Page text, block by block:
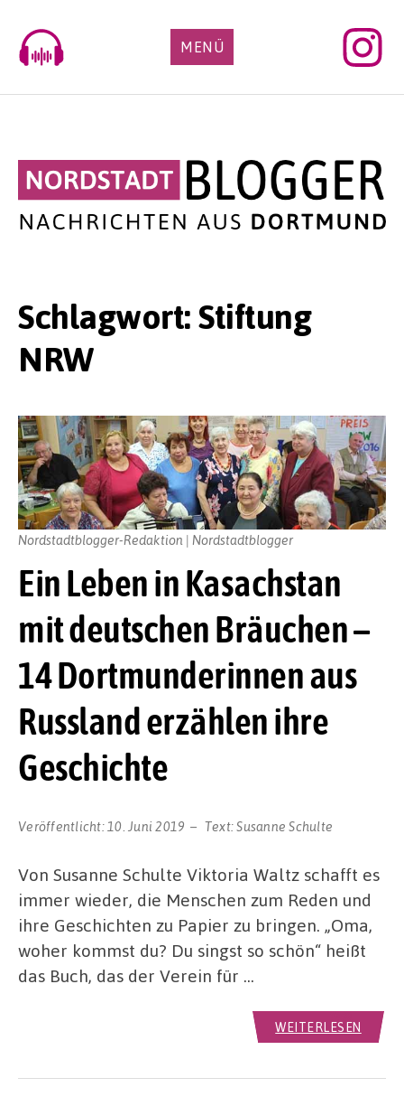
content
MENÜ
Schlagwort:Stiftung
NRW
Ein Leben in Kasachstan
mit deutschen Bräuchen –
14 Dortmunderinnen aus
Russland erzählen ihre
Geschichte
Veröffentlicht: 10. Juni 2019 Text:Susanne Schulte
Nordstadtblogger-Redaktion | Nordstadtblogger
Von Susanne Schulte Viktoria Waltz schafft es
immer wieder, die Menschen zum Reden und
ihre Geschichten zu Papier zu bringen. „Oma,
woher kommst du? Du singst so schön“ heißt
das Buch, das der Verein für …
WEITERLESEN